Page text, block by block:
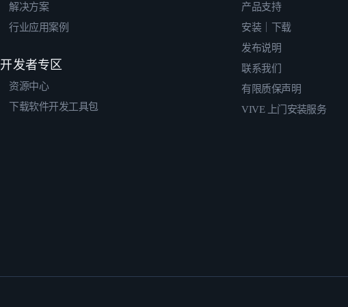
解决方案
行业应用案例
开发者专区
资源中心
下载软件开发工具包
产品支持
安装｜下载
发布说明
联系我们
有限质保声明
VIVE 上门安装服务